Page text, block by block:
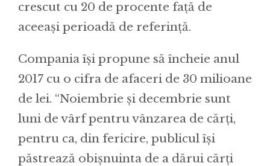
crescut cu 20 de procente față de
aceeași perioadă de referință.
Compania își propune să încheie anul
2017 cu o cifra de afaceri de 30 milioane
de lei. “Noiembrie și decembrie sunt
luni de vârf pentru vânzarea de cărți,
pentru ca, din fericire, publicul își
păstrează obișnuinta de a dărui cărți